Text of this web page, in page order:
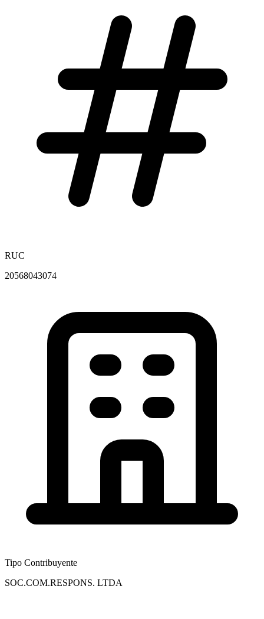
RUC
20568043074
Tipo Contribuyente
SOC.COM.RESPONS. LTDA